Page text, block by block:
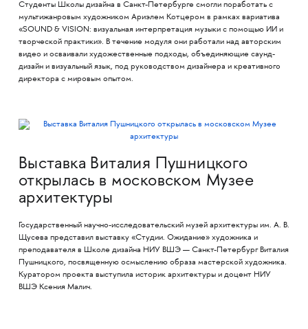
Студенты Школы дизайна в Санкт-Петербурге смогли поработать с
мультижанровым художником Ариэлем Котцером в рамках вариатива
«SOUND & VISION: визуальная интерпретация музыки с помощью ИИ и
творческой практики». В течение модуля они работали над авторским
видео и осваивали художественные подходы, объединяющие саунд-
дизайн и визуальный язык, под руководством дизайнера и креативного
директора с мировым опытом.
Выставка Виталия Пушницкого
открылась в московском Музее
архитектуры
Государственный научно-исследовательский музей архитектуры им. А. В.
Щусева представил выставку «Студии. Ожидание» художника и
преподавателя в Школе дизайна НИУ ВШЭ — Санкт-Петербург Виталия
Пушницкого, посвященную осмыслению образа мастерской художника.
Куратором проекта выступила историк архитектуры и доцент НИУ
ВШЭ Ксения Малич.